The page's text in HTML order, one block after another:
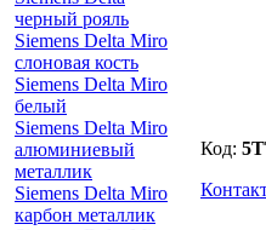
черный рояль
Siemens Delta Miro
слоновая кость
Siemens Delta Miro
белый
Siemens Delta Miro
алюминиевый
металлик
Siemens Delta Miro
карбон металлик
Код: